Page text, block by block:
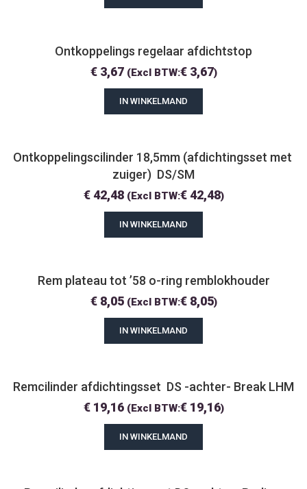
Ontkoppelings regelaar afdichtstop
€3,67 (Excl BTW:€3,67)
IN WINKELMAND
Ontkoppelingscilinder 18,5mm (afdichtingsset met
zuiger)  DS/SM
€42,48 (Excl BTW:€42,48)
IN WINKELMAND
Rem plateau tot ’58 o-ring remblokhouder
€8,05 (Excl BTW:€8,05)
IN WINKELMAND
Remcilinder afdichtingsset  DS -achter- Break LHM
€19,16 (Excl BTW:€19,16)
IN WINKELMAND